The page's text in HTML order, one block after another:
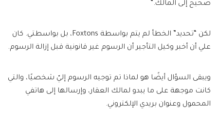
صحيح إلى المالك.”
لكن “تحديد” الخطأ لم يتم بواسطة Foxtons، بل بواسطتي. كان
علي أن أخبر وكيل التأجير أن الرسوم غير قانونية قبل إزالة الرسوم.
ويبقى السؤال أيضًا هو لماذا تم توجيه الرسوم إليّ شخصيًا، والتي
كانت موجهة على ما يبدو لمالك العقار، وإرسالها إلى هاتفي
المحمول وعنوان بريدي الإلكتروني.